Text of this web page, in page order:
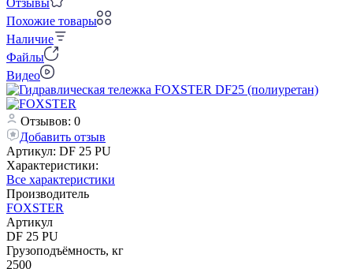
Похожие товары
Наличие
Файлы
Видео
Отзывов: 0
Добавить отзыв
Артикул: DF 25 PU
Характеристики:
Все характеристики
Производитель
FOXSTER
Артикул
DF 25 PU
Грузоподъёмность, кг
2500